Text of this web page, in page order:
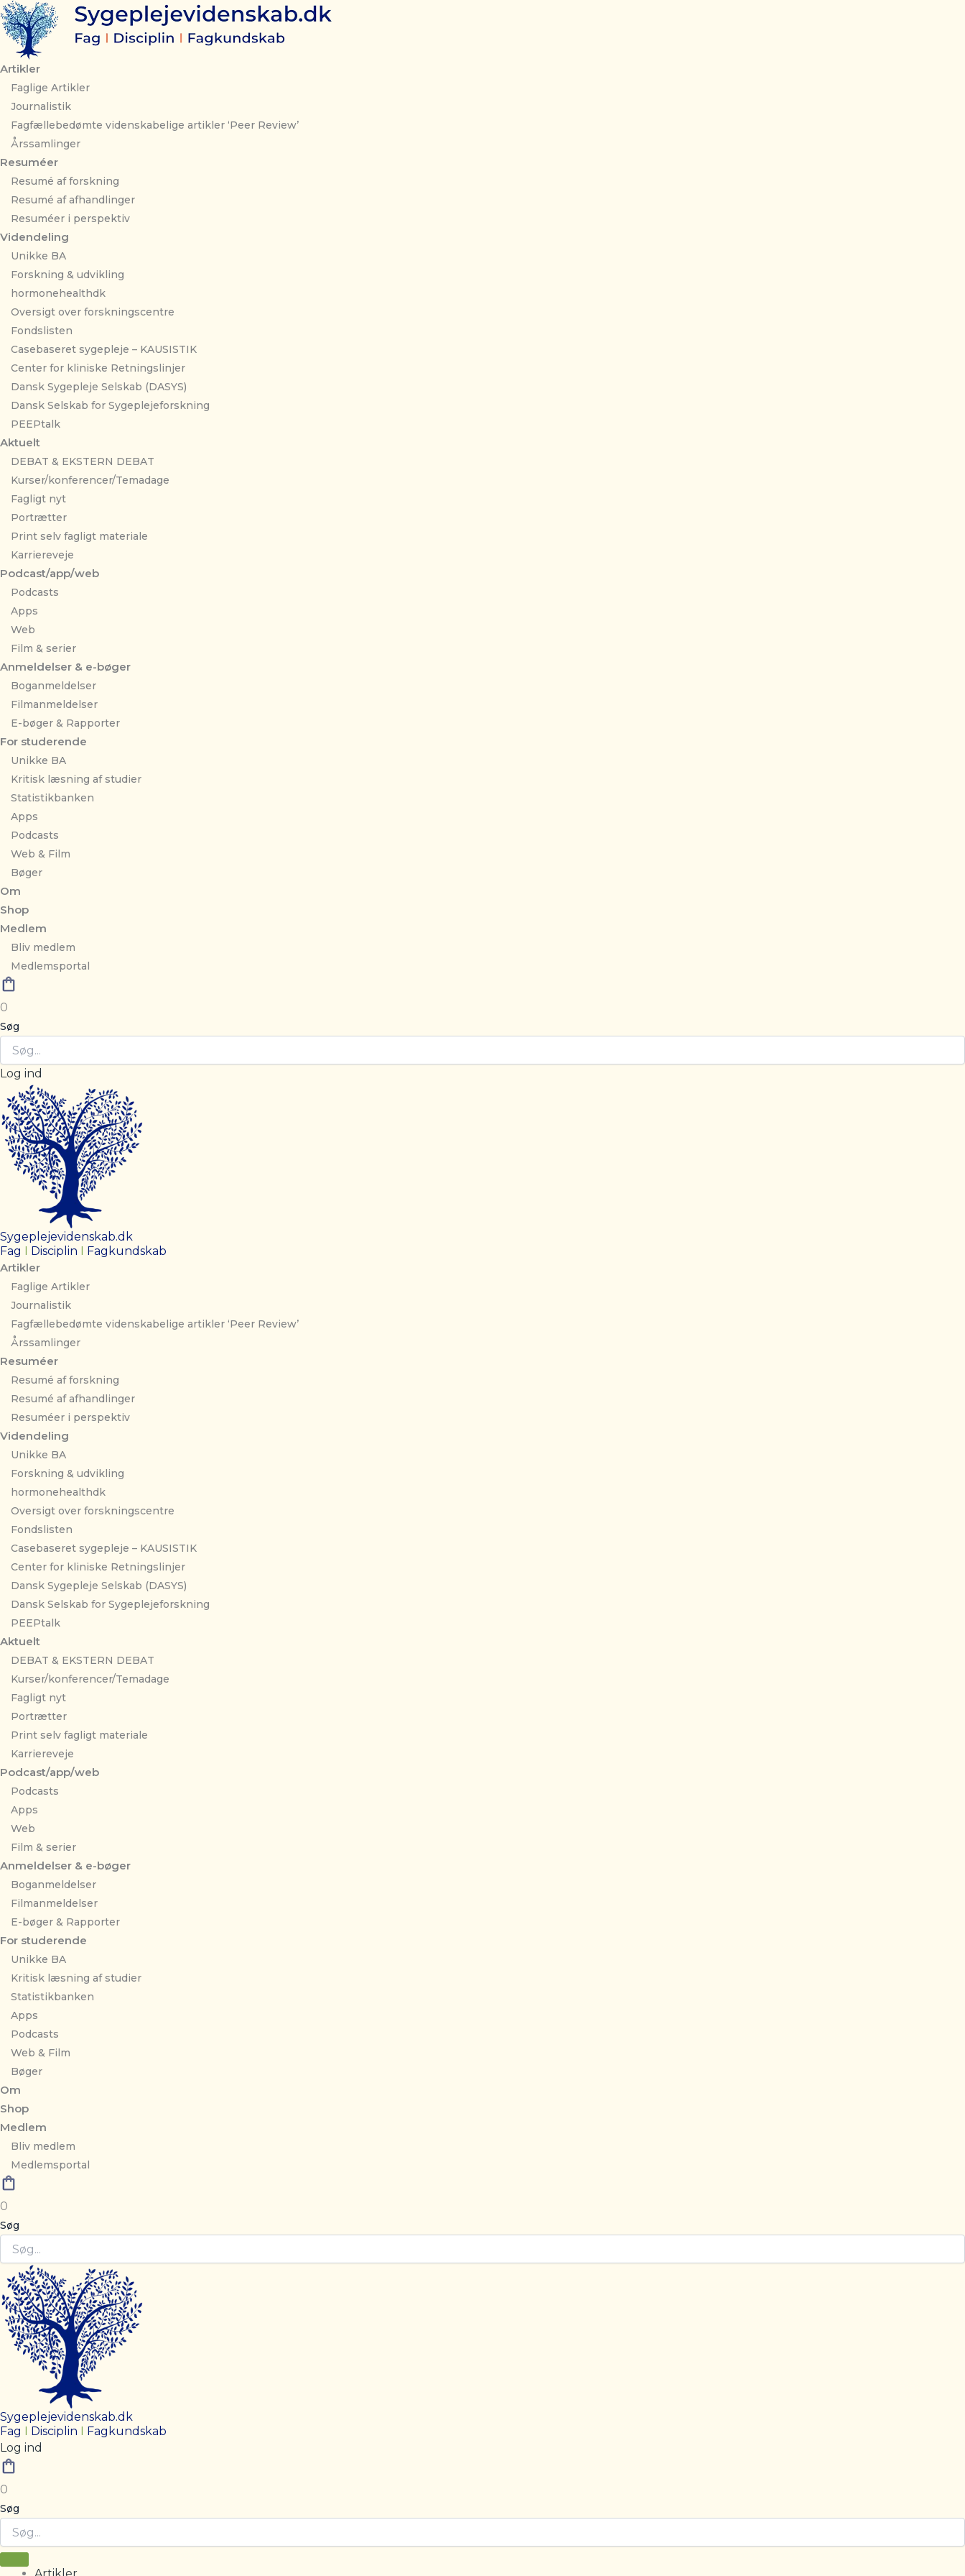
Gå
til
indholdet
Artikler
Faglige Artikler
Journalistik
Fagfællebedømte videnskabelige artikler ‘Peer Review’
Årssamlinger
Resuméer
Resumé af forskning
Resumé af afhandlinger
Resuméer i perspektiv
Videndeling
Unikke BA
Forskning & udvikling
hormonehealthdk
Oversigt over forskningscentre
Fondslisten
Casebaseret sygepleje – KAUSISTIK
Center for kliniske Retningslinjer
Dansk Sygepleje Selskab (DASYS)
Dansk Selskab for Sygeplejeforskning
PEEPtalk
Aktuelt
DEBAT & EKSTERN DEBAT
Kurser/konferencer/Temadage
Fagligt nyt
Portrætter
Print selv fagligt materiale
Karriereveje
Podcast/app/web
Podcasts
Apps
Web
Film & serier
Anmeldelser & e-bøger
Boganmeldelser
Filmanmeldelser
E-bøger & Rapporter
For studerende
Unikke BA
Kritisk læsning af studier
Statistikbanken
Apps
Podcasts
Web & Film
Bøger
Om
Shop
Medlem
Bliv medlem
Medlemsportal
0
Søg
Log ind
Sygeplejevidenskab.dk
Fag I Disciplin I Fagkundskab
Artikler
Faglige Artikler
Journalistik
Fagfællebedømte videnskabelige artikler ‘Peer Review’
Årssamlinger
Resuméer
Resumé af forskning
Resumé af afhandlinger
Resuméer i perspektiv
Videndeling
Unikke BA
Forskning & udvikling
hormonehealthdk
Oversigt over forskningscentre
Fondslisten
Casebaseret sygepleje – KAUSISTIK
Center for kliniske Retningslinjer
Dansk Sygepleje Selskab (DASYS)
Dansk Selskab for Sygeplejeforskning
PEEPtalk
Aktuelt
DEBAT & EKSTERN DEBAT
Kurser/konferencer/Temadage
Fagligt nyt
Portrætter
Print selv fagligt materiale
Karriereveje
Podcast/app/web
Podcasts
Apps
Web
Film & serier
Anmeldelser & e-bøger
Boganmeldelser
Filmanmeldelser
E-bøger & Rapporter
For studerende
Unikke BA
Kritisk læsning af studier
Statistikbanken
Apps
Podcasts
Web & Film
Bøger
Om
Shop
Medlem
Bliv medlem
Medlemsportal
0
Søg
Sygeplejevidenskab.dk
Fag I Disciplin I Fagkundskab
Log ind
0
Søg